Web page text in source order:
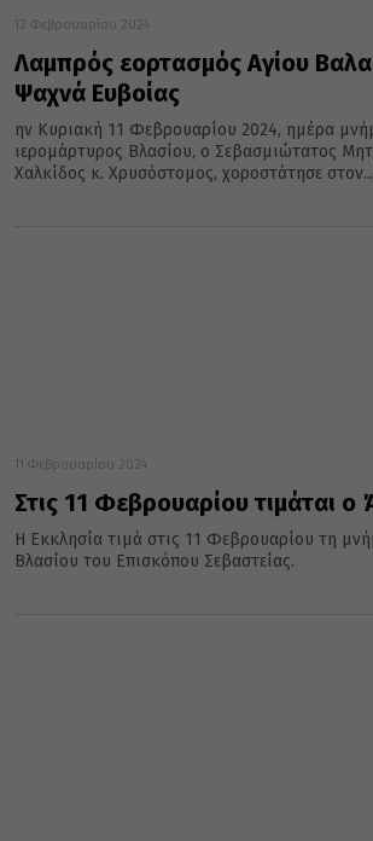
12 Φεβρουαρίου 2024
Λαμπρός εορτασμός Αγίου
Ψαχνά Ευβοίας
ην Κυριακή 11 Φεβρουαρίου 2024, ημέρα
ιερομάρτυρος Βλασίου, ο Σεβασμιώτατος
Χαλκίδος κ. Χρυσόστομος, χοροστάτησε στον...
11 Φεβρουαρίου 2024
Στις 11 Φεβρουαρίου τιμάται ο
Η Εκκλησία τιμά στις 11 Φεβρουαρίου τη
Βλασίου του Επισκόπου Σεβαστείας.